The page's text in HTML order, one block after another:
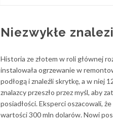
Niezwykłe
Historia ze złotem w roli głównej
instalowała ogrzewanie w
podłogą i znaleźli skrytkę, a w niej
znalazcy przeszło przez myśl, aby
posiadłości. Eksperci oszacowali,
wartości 300 mln dolarów. Nowi